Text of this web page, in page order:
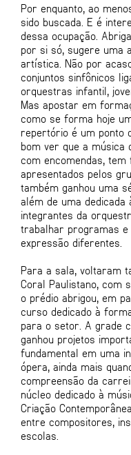
Por enquanto, ao
sido buscada. E é
dessa ocupação.
por si só, sugere uma
artística. Não por
conjuntos sinfônicos
orquestras infantil,
Mas apostar em
como se forma hoje
repertório é um ponto
bom ver que a música
com encomendas,
apresentados pelos
também ganhou uma
além de uma
integrantes da
trabalhar programas e
expressão diferentes.
Para a sala, voltaram
Coral Paulistano, com
o prédio abrigou, em
curso dedicado à
para o setor. A grade
ganhou projetos
fundamental em uma
ópera, ainda mais
compreensão da
núcleo dedicado à
Criação
entre compositores,
escolas.